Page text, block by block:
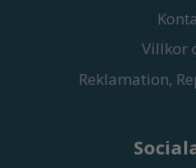
Villkor
Reklamation,